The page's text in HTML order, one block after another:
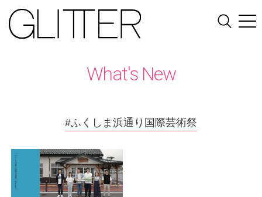
What's New
#ふくしま浜通り国際芸術祭